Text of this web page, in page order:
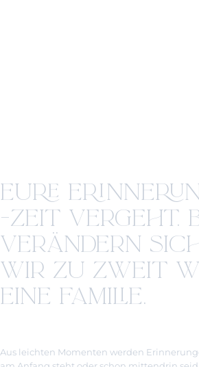
EURE
-ZEIT VERGEHT.
VERÄNDERN
WIR ZU ZWEIT
EINE FAMILIE.
Aus leichten Momenten werden